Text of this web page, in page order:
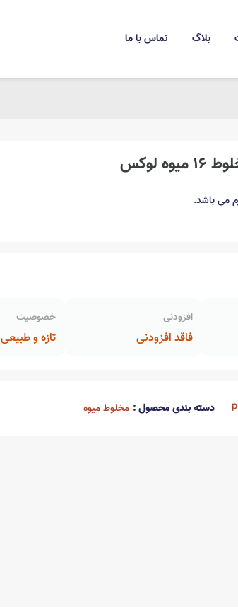
بلاگ تماس با ما
لوکس
افزودنی
فاقد افزودنی
خصوصیت
تازه و طبیعی
دسته بندی محصول : مخلوط میوه